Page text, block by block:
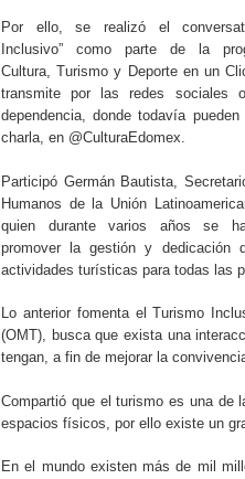
Por ello, se realizó el
Inclusivo” como parte de la
Cultura, Turismo y Deporte en un
transmite por las redes sociales
dependencia, donde todavía
charla, en @CulturaEdomex.
Participó Germán Bautista,
Humanos de la Unión
quien durante varios años se
promover la gestión y dedicación
actividades turísticas para todas las
Lo anterior fomenta el Turismo
(OMT), busca que exista una
tengan, a fin de mejorar la
Compartió que el turismo es una de
espacios físicos, por ello existe un
En el mundo existen más de mil